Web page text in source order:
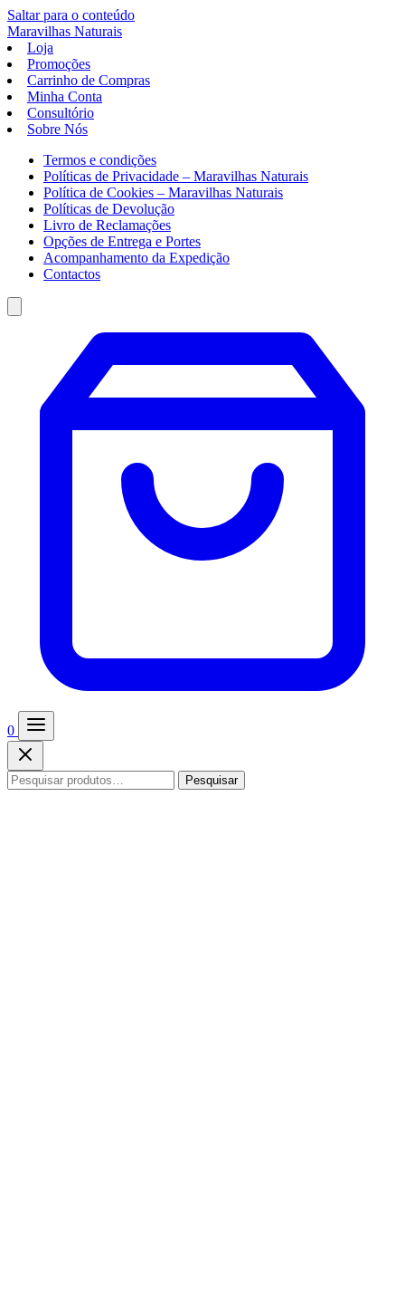
Saltar para o conteúdo
Maravilhas Naturais
Loja
Promoções
Carrinho de Compras
Minha Conta
Consultório
Sobre Nós
Termos e condições
Políticas de Privacidade – Maravilhas Naturais
Política de Cookies – Maravilhas Naturais
Políticas de Devolução
Livro de Reclamações
Opções de Entrega e Portes
Acompanhamento da Expedição
Contactos
0
Pesquisar